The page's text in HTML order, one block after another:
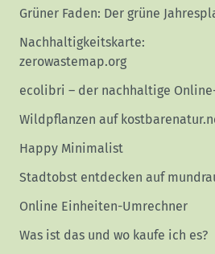
Grüner Faden: Der grüne
Nachhaltigkeitskarte:
zerowastemap.org
ecolibri – der nachhaltige
Wildpflanzen auf
Happy Minimalist
Stadtobst entdecken auf
Online Einheiten-Umrechner
Was ist das und wo kaufe ich es?